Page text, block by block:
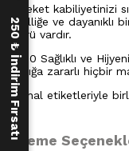
Hareket kabiliyetinizi
özelliğe ve dayanıklı
ömrü vardır.
%100 Sağlıklı ve
sağlığa zararlı hiçbir
Orijinal etiketleriyle
Ödeme
250 ₺ İndirim Fırsatı